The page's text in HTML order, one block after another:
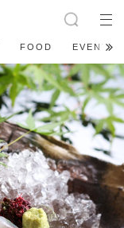
FOOD EVENT